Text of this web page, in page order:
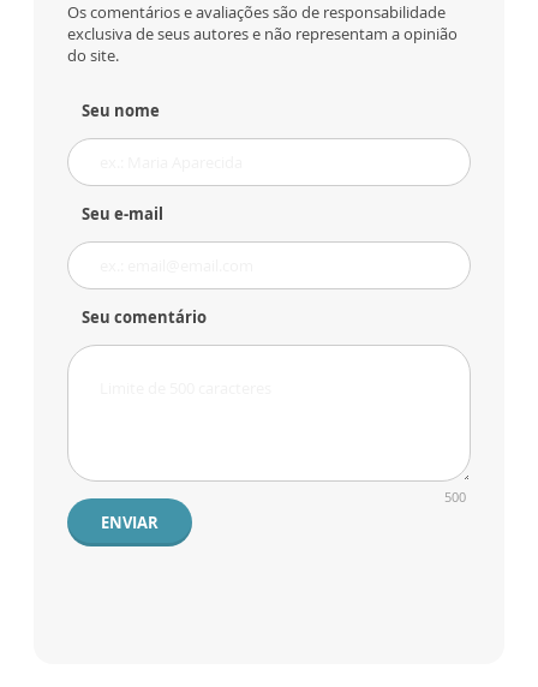
Os comentários e avaliações são de responsabilidade
exclusiva de seus autores e não representam a opinião
do site.
Seu nome
Seu e-mail
Seu comentário
500
ENVIAR